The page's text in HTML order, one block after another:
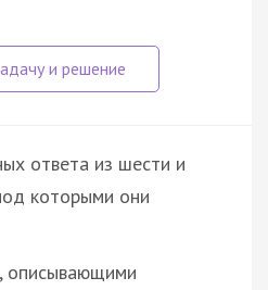
ответа из шести и
которыми они
описывающими